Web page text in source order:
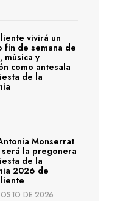
vivirá un
fin de semana de
música y
como antesala
de la
Monserrat
será la pregonera
de la
2026 de
DE 2026